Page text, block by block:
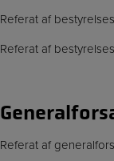
Referat af
Referat af
Referat af